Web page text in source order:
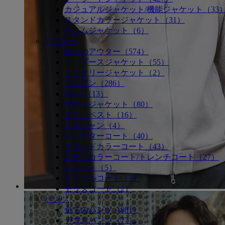
カジュアルジャケット/機能ジャケット（33
スタンドカラージャケット（31）
デニムジャケット（6）
アウター
全てのアウター（574）
ライダースジャケット（55）
ミリタリージャケット（2）
ブルゾン（286）
MA-1（13）
ダウンジャケット（80）
ダウンベスト（16）
スタジャン（4）
チェスターコート（40）
スタンドカラーコート（43）
ステンカラーコート/トレンチコート（27）
Ｐコート（5）
ダッフルコート（3）
モッズコート（2）
パンツ
全てのパンツ（981）
デニムパンツ（77）